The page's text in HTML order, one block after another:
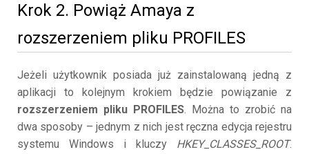
Krok 2. Powiąż Amaya z
rozszerzeniem pliku PROFILES
Jeżeli użytkownik posiada już zainstalowaną jedną z
aplikacji to kolejnym krokiem będzie powiązanie z
rozszerzeniem pliku PROFILES. Można to zrobić na
dwa sposoby – jednym z nich jest ręczna edycja rejestru
systemu Windows i kluczy HKEY_CLASSES_ROOT.